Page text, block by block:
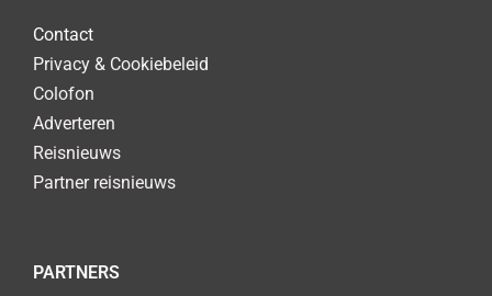
Contact
Privacy & Cookiebeleid
Colofon
Adverteren
Reisnieuws
Partner reisnieuws
PARTNERS